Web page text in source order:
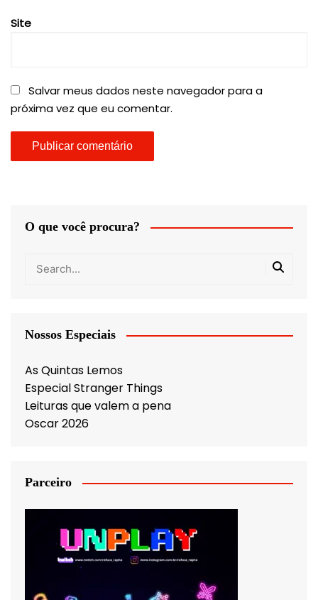
Site
Salvar meus dados neste navegador para a
próxima vez que eu comentar.
O que você procura?
Nossos Especiais
As Quintas Lemos
Especial Stranger Things
Leituras que valem a pena
Oscar 2026
Parceiro